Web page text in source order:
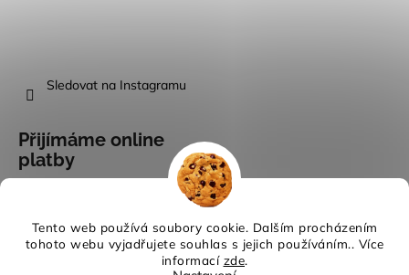
Tento web používá soubory cookie. Dalším procházením
tohoto webu vyjadřujete souhlas s jejich používáním.. Více
informací zde.
Sledovat na Instagramu
Přijímáme online
platby
Vytvořil Shoptet